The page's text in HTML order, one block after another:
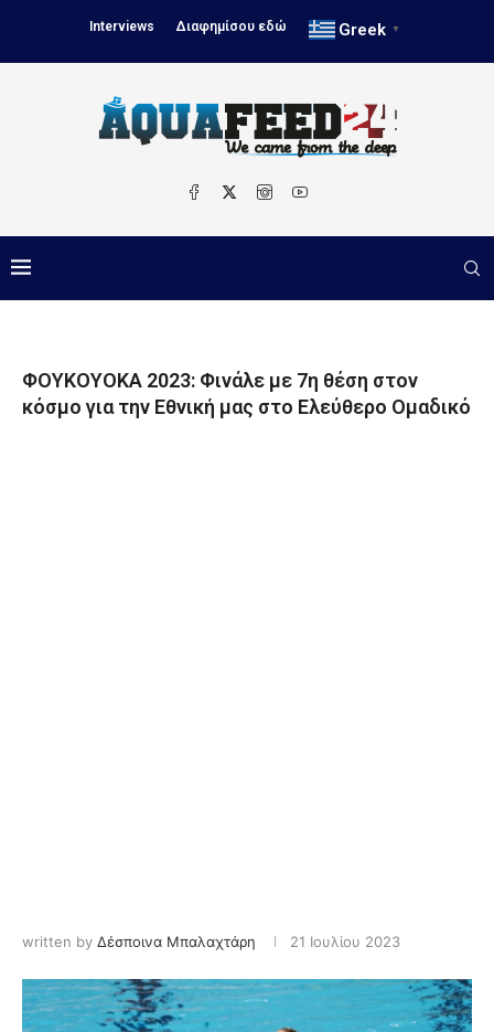
Interviews Διαφημίσου εδώ Greek ▼
ΦΟΥΚΟΥΟΚΑ 2023: Φινάλε με 7η θέση στον
κόσμο για την Εθνική μας στο Ελεύθερο Ομαδικό
written by Δέσποινα Μπαλαχτάρη 21 Ιουλίου 2023